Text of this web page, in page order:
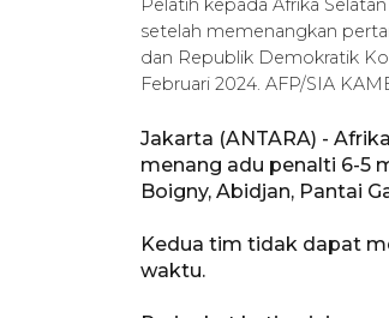
Pelatih kepada Afrika
setelah memenangkan
dan Republik Demokratik
Februari 2024. AFP/SIA
Jakarta (ANTARA) -
menang adu penalti 6-5
Boigny, Abidjan, Pantai
Kedua tim tidak dapat
waktu.